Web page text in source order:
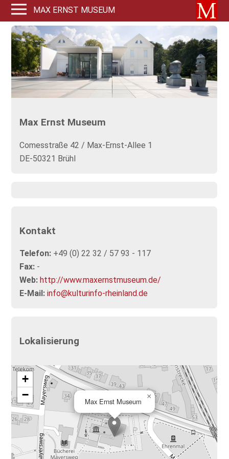
MAX ERNST MUSEUM
Max Ernst Museum
Comesstraße 42 / Max-Ernst-Allee 1
DE-50321 Brühl
Kontakt
Telefon: +49 (0) 22 32 / 57 93 - 117
Fax: -
Web: http://www.maxernstmuseum.de/
E-Mail: info@kulturinfo-rheinland.de
Lokalisierung
Max Ernst Museum
×
+
−